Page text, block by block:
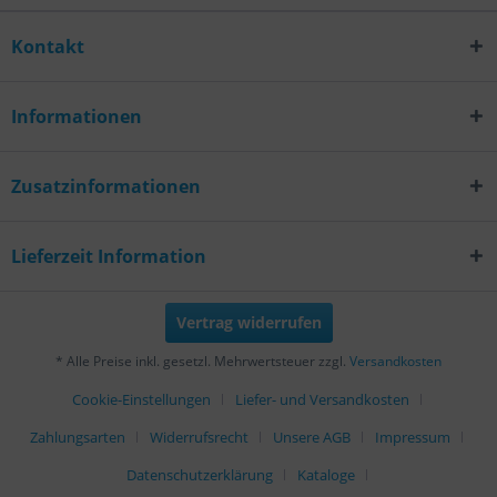
Kontakt
Informationen
Zusatzinformationen
Lieferzeit Information
Vertrag widerrufen
* Alle Preise inkl. gesetzl. Mehrwertsteuer zzgl. Versandkosten
Cookie-Einstellungen
Liefer- und Versandkosten
Zahlungsarten
Widerrufsrecht Unsere AGB
Impressum
Datenschutzerklärung
Kataloge